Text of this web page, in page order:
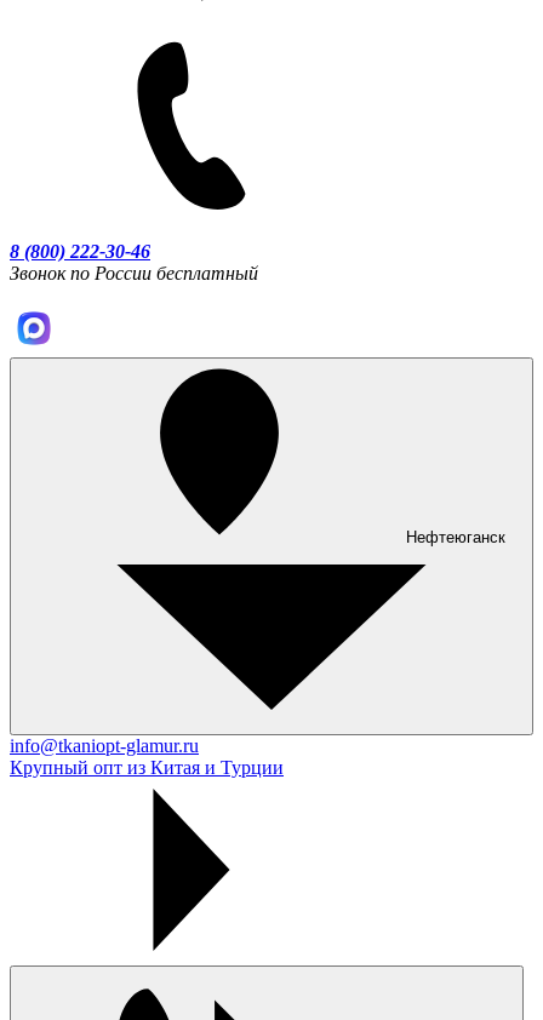
8 (800) 222-30-46
Звонок по России бесплатный
Нефтеюганск
info@tkaniopt-glamur.ru
Крупный опт из Китая и Турции